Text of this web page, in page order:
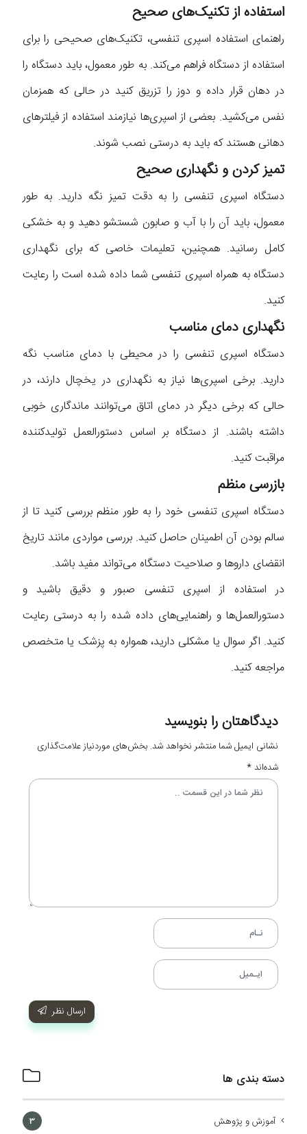
استفاده از تکنیک‌های صحیح
راهنمای استفاده اسپری تنفسی، تکنیک‌های صحیحی را برای
استفاده از دستگاه فراهم می‌کند. به طور معمول، باید دستگاه را
در دهان قرار داده و دوز را تزریق کنید در حالی که همزمان
نفس می‌کشید. بعضی از اسپری‌ها نیازمند استفاده از فیلترهای
دهانی هستند که باید به درستی نصب شوند.
تمیز کردن و نگهداری صحیح
دستگاه اسپری تنفسی را به دقت تمیز نگه دارید. به طور
معمول، باید آن را با آب و صابون شستشو دهید و به خشکی
کامل رسانید. همچنین، تعلیمات خاصی که برای نگهداری
دستگاه به همراه اسپری تنفسی شما داده شده است را رعایت
کنید.
نگهداری دمای مناسب
دستگاه اسپری تنفسی را در محیطی با دمای مناسب نگه
دارید. برخی اسپری‌ها نیاز به نگهداری در یخچال دارند، در
حالی که برخی دیگر در دمای اتاق می‌توانند ماندگاری خوبی
داشته باشند. از دستگاه بر اساس دستورالعمل تولیدکننده
مراقبت کنید.
بازرسی منظم
دستگاه اسپری تنفسی خود را به طور منظم بررسی کنید تا از
سالم بودن آن اطمینان حاصل کنید. بررسی مواردی مانند تاریخ
انقضای داروها و صلاحیت دستگاه می‌تواند مفید باشد.
در استفاده از اسپری تنفسی صبور و دقیق باشید و
دستورالعمل‌ها و راهنمایی‌های داده شده را به درستی رعایت
کنید. اگر سوال یا مشکلی دارید، همواره به پزشک یا متخصص
مراجعه کنید.
دیدگاهتان را بنویسید
نشانی ایمیل شما منتشر نخواهد شد. بخش‌های موردنیاز علامت‌گذاری
شده‌اند*
ارسال نظر
دسته بندی ها
آموزش و پژوهش 3